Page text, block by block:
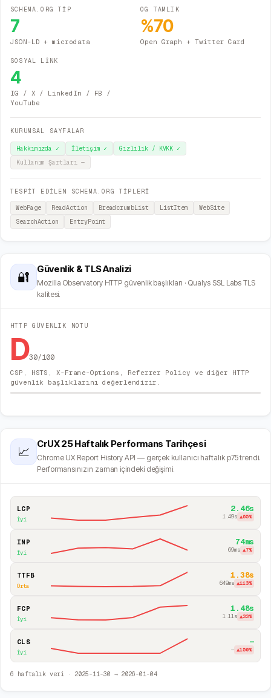
SCHEMA.ORG TİP
7
JSON-LD + microdata
OG TAMLIK
%70
Open Graph + Twitter Card
SOSYAL LİNK
4
IG / X / LinkedIn / FB /
YouTube
KURUMSAL SAYFALAR
Hakkımızda ✓ İletişim ✓ Gizlilik / KVKK ✓
Kullanım Şartları —
TESPİT EDİLEN SCHEMA.ORG TİPLERİ
WebPage ReadAction BreadcrumbList ListItem
WebSite
SearchAction
EntryPoint
🔐
Güvenlik & TLS Analizi
Mozilla Observatory HTTP güvenlik başlıkları · Qualys SSL Labs TLS
kalitesi.
HTTP GÜVENLIK NOTU
D30/100
CSP, HSTS, X-Frame-Options, Referrer Policy ve diğer HTTP
güvenlik başlıklarını değerlendirir.
📈
CrUX 25 Haftalık Performans Tarihçesi
Chrome UX Report History API — gerçek kullanıcı haftalık p75 trendi.
Performansınızın zaman içindeki değişimi.
LCP
İyi
2.46s
1.49s ▲65%
INP
İyi
74ms
69ms ▲7%
TTFB
Orta
1.38s
649ms ▲113%
FCP
İyi
1.48s
1.11s ▲33%
CLS
İyi
—
— ▲150%
6 haftalık veri · 2025-11-30 → 2026-01-04